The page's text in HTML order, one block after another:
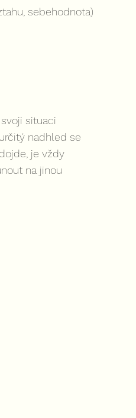
sebehodnota)
situaci
nadhled se
je vždy
na jinou